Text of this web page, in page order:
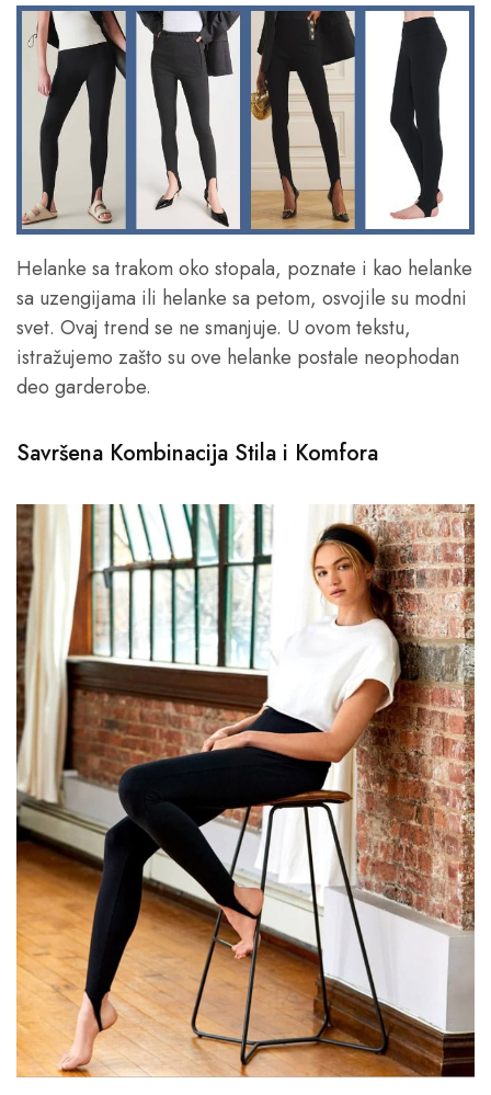
Helanke sa trakom oko stopala, poznate i kao helanke
sa uzengijama ili helanke sa petom, osvojile su modni
svet. Ovaj trend se ne smanjuje. U ovom tekstu,
istražujemo zašto su ove helanke postale neophodan
deo garderobe.
Savršena Kombinacija Stila i Komfora